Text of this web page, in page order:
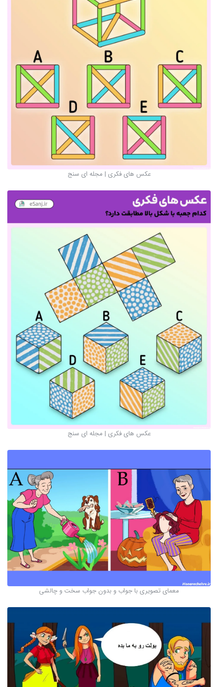
عکس های فکری | مجله ای سنج
عکس های فکری | مجله ای سنج
معمای تصویری با جواب و بدون جواب سخت و چالشی